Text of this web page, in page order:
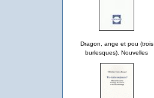
Dragon, ange et pou (trois
burlesques). Nouvelles